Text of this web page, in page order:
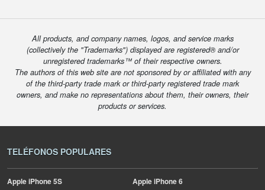
All products, and company names, logos, and service marks
(collectively the "Trademarks") displayed are registered® and/or
unregistered trademarks™ of their respective owners.
The authors of this web site are not sponsored by or affiliated with any
of the third-party trade mark or third-party registered trade mark
owners, and make no representations about them, their owners, their
products or services.
TELÉFONOS POPULARES
AppleiPhone 5S AppleiPhone 6